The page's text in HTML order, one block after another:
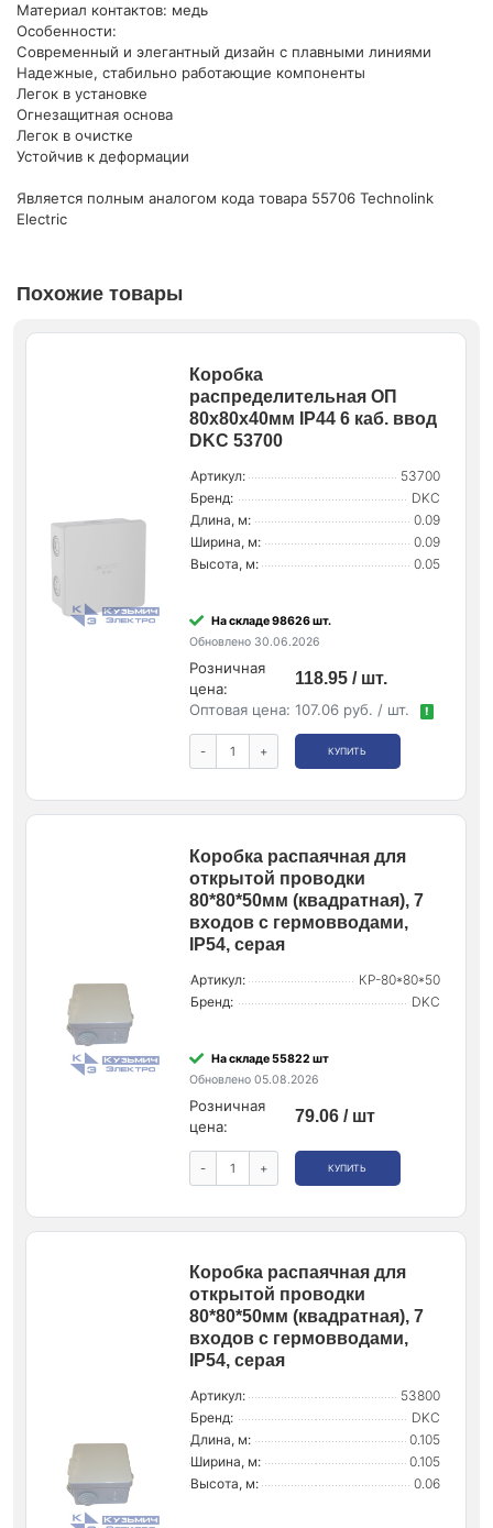
Материал контактов: медь
Особенности:
Современный и элегантный дизайн с плавными линиями
Надежные, стабильно работающие компоненты
Легок в установке
Огнезащитная основа
Легок в очистке
Устойчив к деформации
Является полным аналогом кода товара 55706 Technolink
Electric
Похожие товары
Коробка
распределительная ОП
80х80х40мм IP44 6 каб. ввод
DKC 53700
Артикул:
53700
Бренд:
DKC
Длина, м:
0.09
Ширина, м:
0.09
Высота, м:
0.05
На складе 98626 шт.
Обновлено 30.06.2026
Розничная
цена:
118.95 / шт.
Оптовая цена: 107.06 руб. / шт. !
- + КУПИТЬ
Коробка распаячная для
открытой проводки
80*80*50мм (квадратная), 7
входов с гермовводами,
IP54, серая
Артикул:
КР-80*80*50
Бренд:
DKC
На складе 55822 шт
Обновлено 05.08.2026
Розничная
цена:
79.06 / шт
- + КУПИТЬ
Коробка распаячная для
открытой проводки
80*80*50мм (квадратная), 7
входов с гермовводами,
IP54, серая
Артикул:
53800
Бренд:
DKC
Длина, м:
0.105
Ширина, м:
0.105
Высота, м:
0.06